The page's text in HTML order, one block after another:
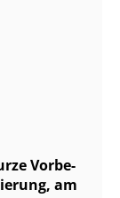
Vor­be­
am